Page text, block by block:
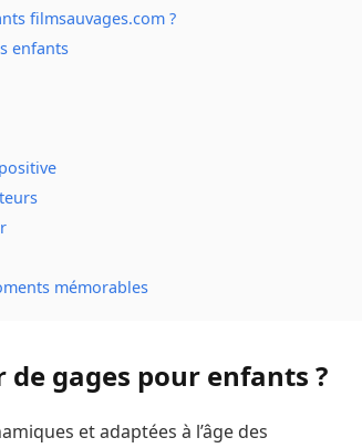
filmsauvages.com ?
enfants
mémorables
gages pour enfants ?
et adaptées à l’âge des